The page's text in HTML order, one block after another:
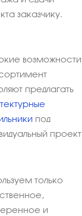
заказчику.
возможности
предлагать
под
проект
только
и